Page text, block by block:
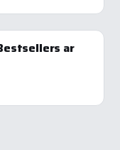
88
ar